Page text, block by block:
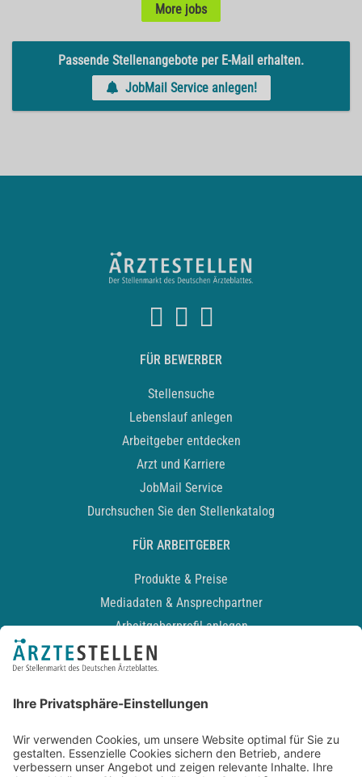
More jobs
Passende Stellenangebote per E-Mail erhalten.
JobMail Service anlegen!
FÜR BEWERBER
Stellensuche
Lebenslauf anlegen
Arbeitgeber entdecken
Arzt und Karriere
JobMail Service
Durchsuchen Sie den Stellenkatalog
FÜR ARBEITGEBER
Produkte & Preise
Mediadaten & Ansprechpartner
Arbeitgeberprofil anlegen
Recruiting-Podcast
Kontakt
Datenschutz